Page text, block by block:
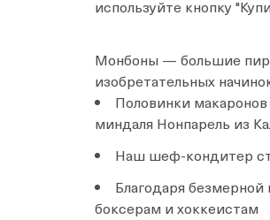
используйте кнопку
Монбоны — большие
изобретательных
Половинки
миндаля Нонпарель из
Наш шеф-кондитер
Благодаря
боксерам и хоккеистам